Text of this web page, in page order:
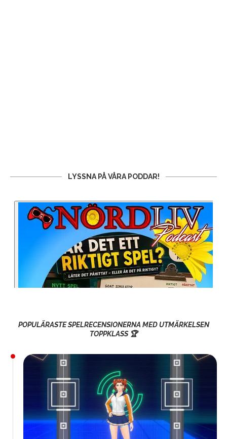
LYSSNA PÅ VÅRA PODDAR!
POPULÄRASTE SPELRECENSIONERNA MED UTMÄRKELSEN
TOPPKLASS 🏆